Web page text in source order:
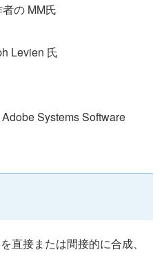
の MM氏
Levien 氏
Systems Software
直接または間接的に合成、